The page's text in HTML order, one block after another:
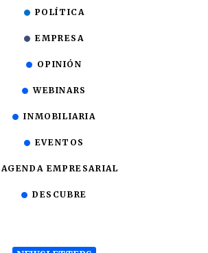
POLÍTICA
EMPRESA
OPINIÓN
WEBINARS
INMOBILIARIA
EVENTOS
AGENDA EMPRESARIAL
DESCUBRE